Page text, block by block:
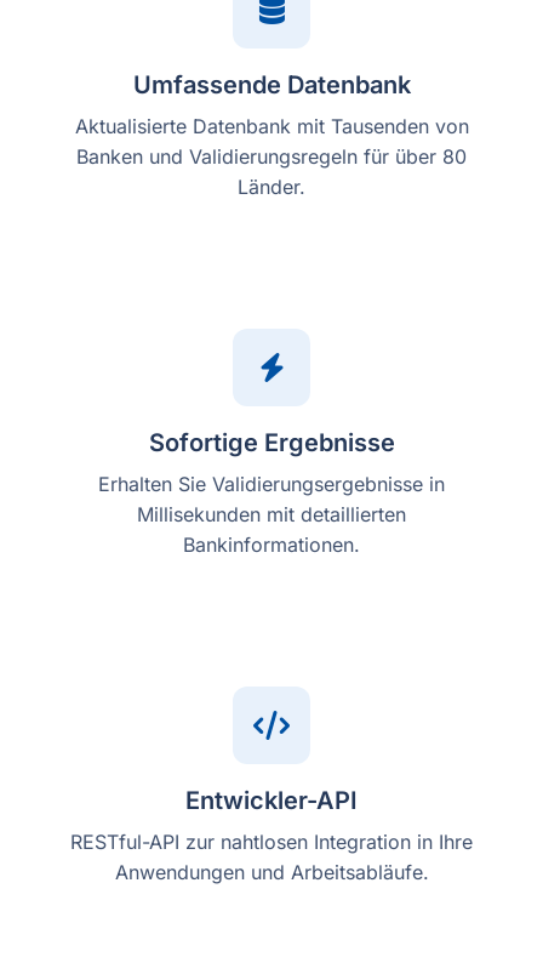
Umfassende Datenbank
Aktualisierte Datenbank mit Tausenden von
Banken und Validierungsregeln für über 80
Länder.
Sofortige Ergebnisse
Erhalten Sie Validierungsergebnisse in
Millisekunden mit detaillierten
Bankinformationen.
Entwickler-API
RESTful-API zur nahtlosen Integration in Ihre
Anwendungen und Arbeitsabläufe.